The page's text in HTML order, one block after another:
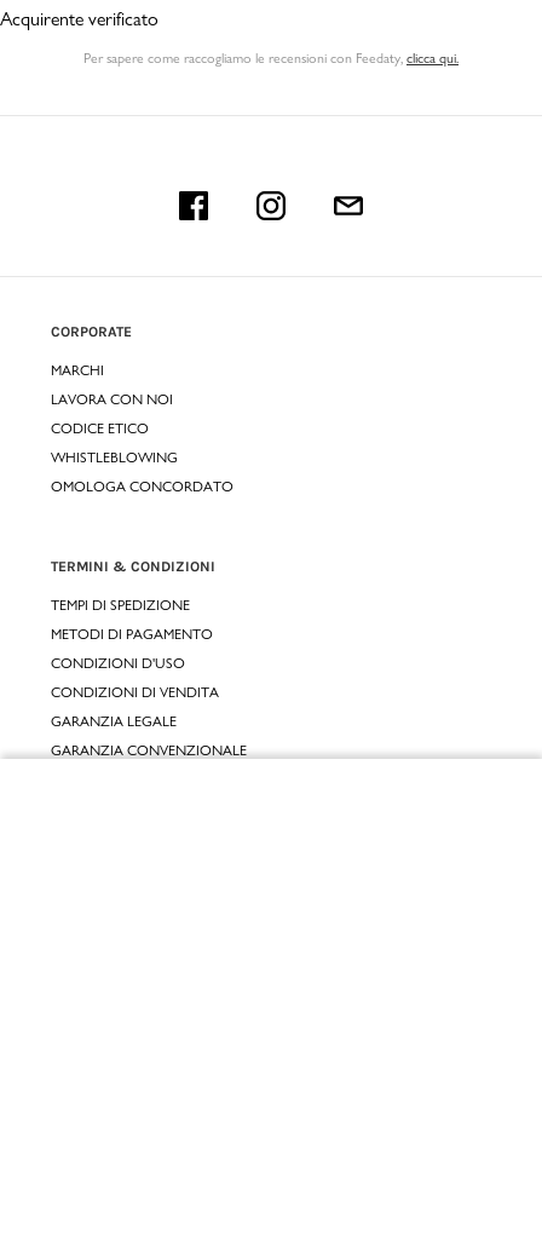
Acquirente verificato
Per sapere come raccogliamo le recensioni con Feedaty, clicca qui.
CORPORATE
MARCHI
LAVORA CON NOI
CODICE ETICO
WHISTLEBLOWING
OMOLOGA CONCORDATO
TERMINI & CONDIZIONI
TEMPI DI SPEDIZIONE
METODI DI PAGAMENTO
CONDIZIONI D'USO
CONDIZIONI DI VENDITA
GARANZIA LEGALE
GARANZIA CONVENZIONALE